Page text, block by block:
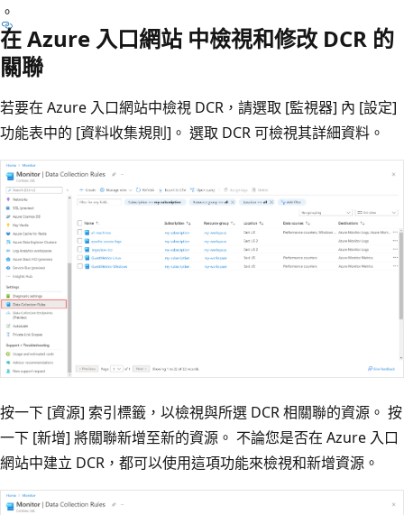
。
在 Azure 入口網站 中檢視和修改 DCR 的
關聯
若要在 Azure 入口網站中檢視 DCR，請選取 [監視器] 內 [設定]
功能表中的 [資料收集規則] 。 選取 DCR 可檢視其詳細資料。
按一下 [資源] 索引標籤，以檢視與所選 DCR 相關聯的資源。 按
一下 [新增] 將關聯新增至新的資源。 不論您是否在 Azure 入口
網站中建立 DCR，都可以使用這項功能來檢視和新增資源。